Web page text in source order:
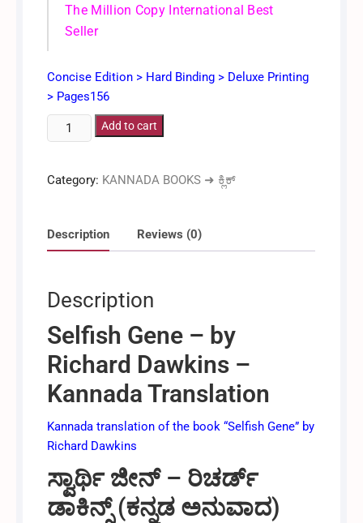
The Million Copy International Best
Seller
Concise Edition > Hard Binding > Deluxe Printing
> Pages156
ಸ್ವಾರ್ಥಿ
ಜೀನ್
ರಿಚರ್ಡ್
Kannada
Add to cart
Category: KANNADA BOOKS ➜ ಕ್ಲಿಕ್
Description Reviews (0)
Description
Selfish Gene – by
Richard Dawkins –
Kannada Translation
Kannada translation of the book “Selfish Gene” by
Richard Dawkins
ಸ್ವಾರ್ಥಿ ಜೀನ್ – ರಿಚರ್ಡ್
ಡಾಕಿನ್ಸ್ (ಕನ್ನಡ ಅನುವಾದ)